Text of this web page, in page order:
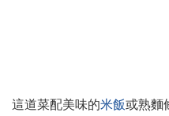
這道菜配美味的米飯或熟麵